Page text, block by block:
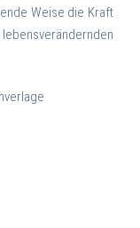
Weise die Kraft